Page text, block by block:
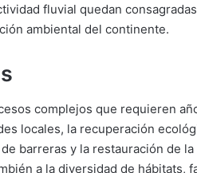
fluvial quedan
ambiental del continente.
complejos que requieren
locales, la recuperación
barreras y la restauración de
a la diversidad de hábitats,